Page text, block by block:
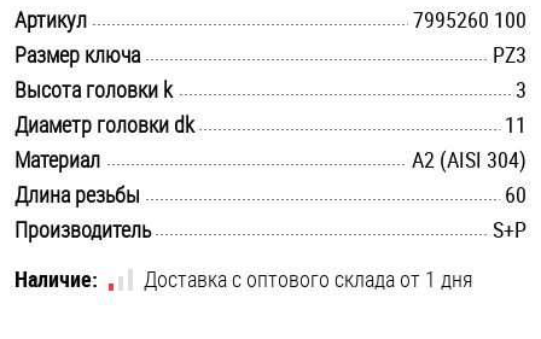
Хомуты
Шайбы
Шпильки
Шплинты
Штифты и пальцы
Артикул
7995260 100
Размер ключа
PZ3
Высота головки k
3
Диаметр головки dk
11
Материал
А2 (AISI 304)
Длина резьбы
60
Производитель
S+P
Наличие:
Доставка с оптового склада от 1 дня